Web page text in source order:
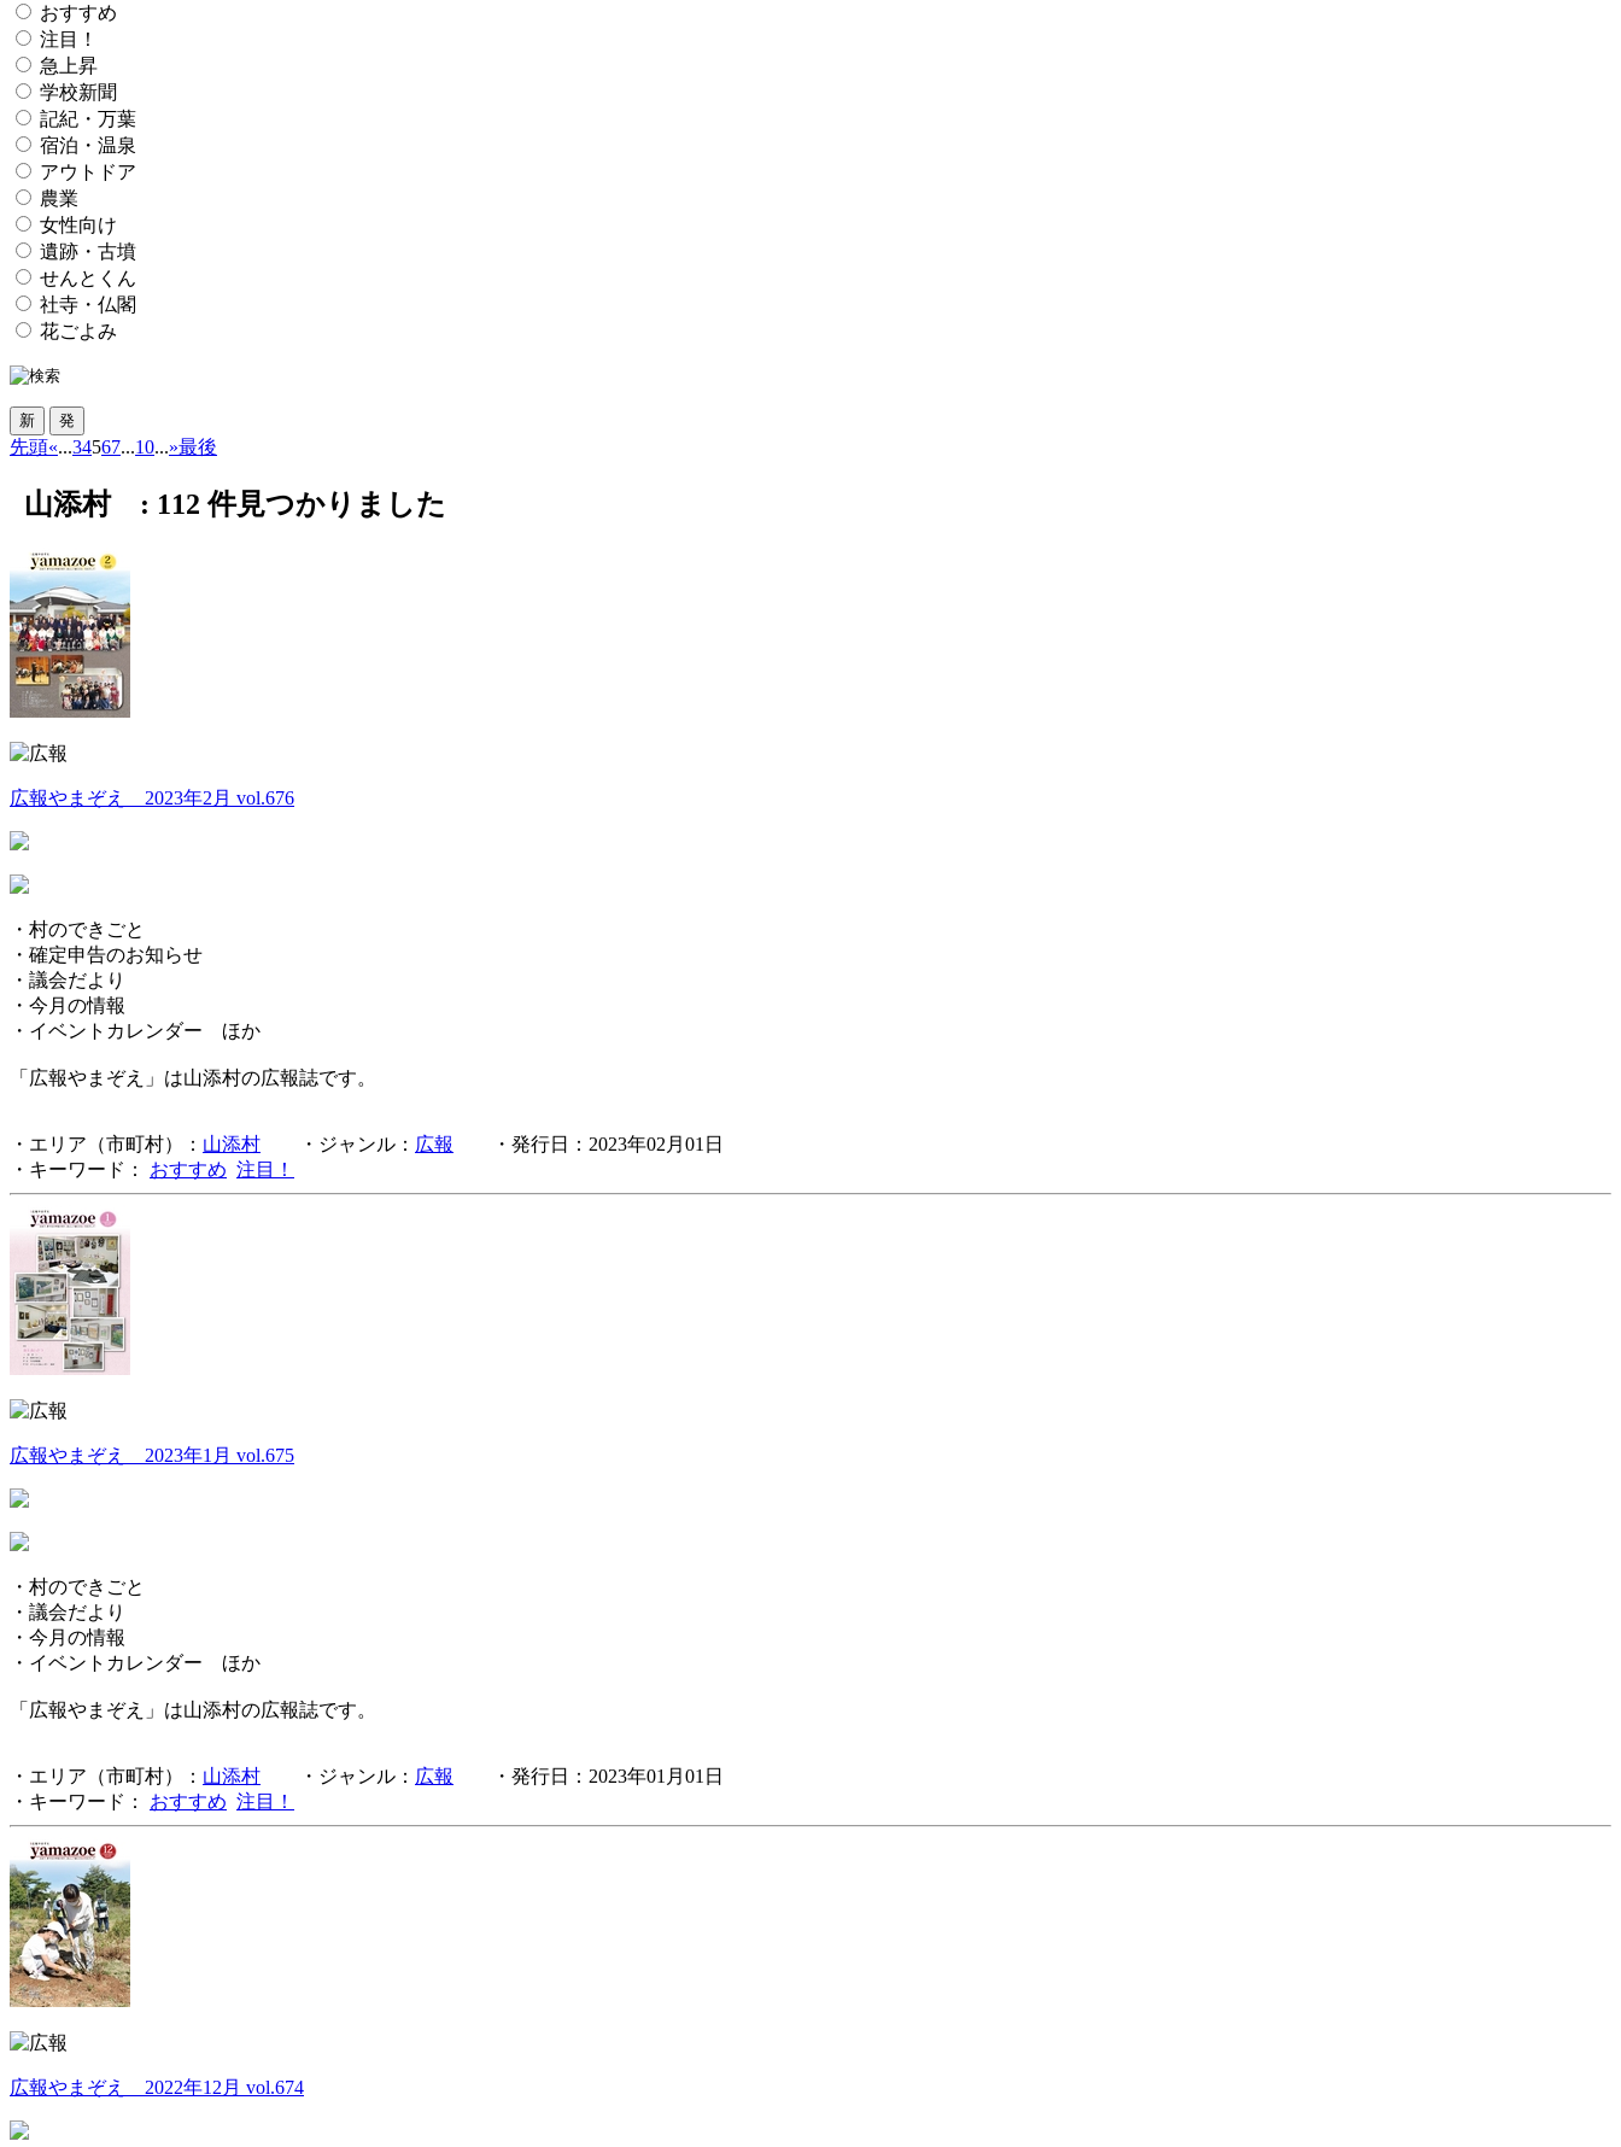
おすすめ
注目！
急上昇
学校新聞
記紀・万葉
宿泊・温泉
アウトドア
農業
女性向け
遺跡・古墳
せんとくん
社寺・仏閣
花ごよみ
先頭«...34567...10...»最後
山添村 : 112 件見つかりました
広報やまぞえ 2023年2月 vol.676
・村のできごと
・確定申告のお知らせ
・議会だより
・今月の情報
・イベントカレンダー ほか
「広報やまぞえ」は山添村の広報誌です。
・エリア（市町村）： 山添村 ・ジャンル： 広報
・発行日：2023年02月01日
・キーワード： おすすめ 注目！
広報やまぞえ 2023年1月 vol.675
・村のできごと
・議会だより
・今月の情報
・イベントカレンダー ほか
「広報やまぞえ」は山添村の広報誌です。
・エリア（市町村）： 山添村 ・ジャンル： 広報
・発行日：2023年01月01日
・キーワード： おすすめ 注目！
広報やまぞえ 2022年12月 vol.674